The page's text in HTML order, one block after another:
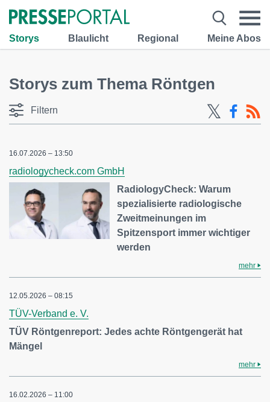
Storys Blaulicht Regional Meine Abos
Storys zum Thema Röntgen
Filtern
16.07.2026 – 13:50
radiologycheck.com GmbH
RadiologyCheck: Warum
spezialisierte radiologische
Zweitmeinungen im
Spitzensport immer wichtiger
werden
mehr
12.05.2026 – 08:15
TÜV-Verband e. V.
TÜV Röntgenreport: Jedes achte Röntgengerät hat
Mängel
mehr
16.02.2026 – 11:00